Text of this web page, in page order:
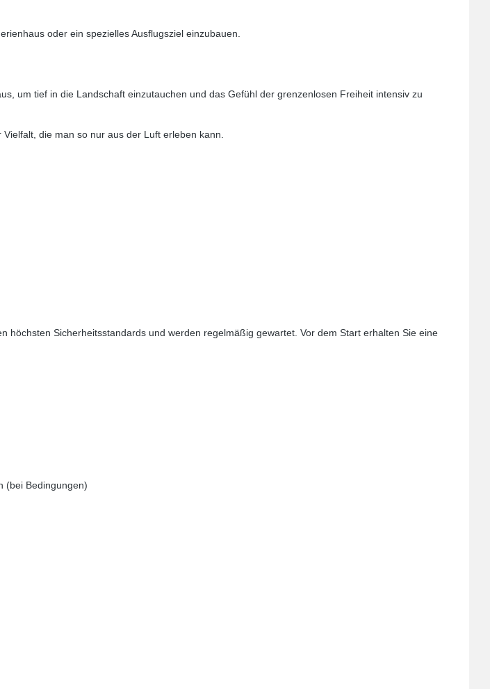
oder ein spezielles Ausflugsziel einzubauen.
um tief in die Landschaft einzutauchen und das Gefühl der grenzenlosen Freiheit intensiv zu
die man so nur aus der Luft erleben kann.
Sicherheitsstandards und werden regelmäßig gewartet. Vor dem Start erhalten Sie eine
(bei Bedingungen)